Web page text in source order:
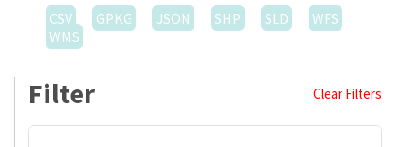
CSV
GPKG JSON SHP SLD
WFS
WMS
Filter Clear Filters